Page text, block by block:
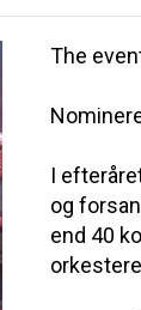
The
I
og
end 40